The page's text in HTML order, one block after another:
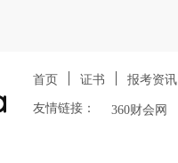
首页 证书 报考资讯
友情链接： 360财会网